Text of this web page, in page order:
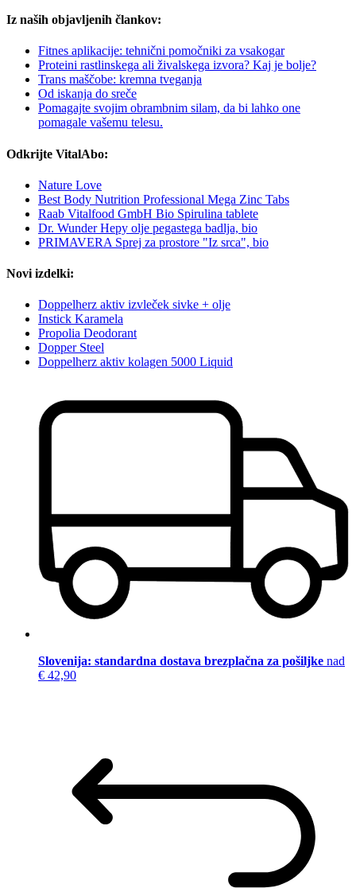
Iz naših objavljenih člankov:
Fitnes aplikacije: tehnični pomočniki za vsakogar
Proteini rastlinskega ali živalskega izvora? Kaj je bolje?
Trans maščobe: kremna tveganja
Od iskanja do sreče
Pomagajte svojim obrambnim silam, da bi lahko one
pomagale vašemu telesu.
Odkrijte VitalAbo:
Nature Love
Best Body Nutrition Professional Mega Zinc Tabs
Raab Vitalfood GmbH Bio Spirulina tablete
Dr. Wunder Hepy olje pegastega badlja, bio
PRIMAVERA Sprej za prostore "Iz srca", bio
Novi izdelki:
Doppelherz aktiv izvleček sivke + olje
Instick Karamela
Propolia Deodorant
Dopper Steel
Doppelherz aktiv kolagen 5000 Liquid
Slovenija: standardna dostava brezplačna za pošiljke nad
€ 42,90